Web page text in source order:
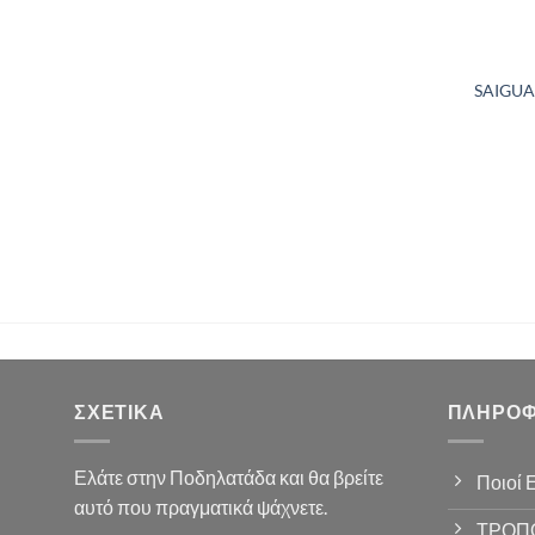
ΣΧΕΤΙΚΆ
Ελάτε στην Ποδηλατάδα και θα βρείτε
αυτό που πραγματικά ψάχνετε.
Ποιοί